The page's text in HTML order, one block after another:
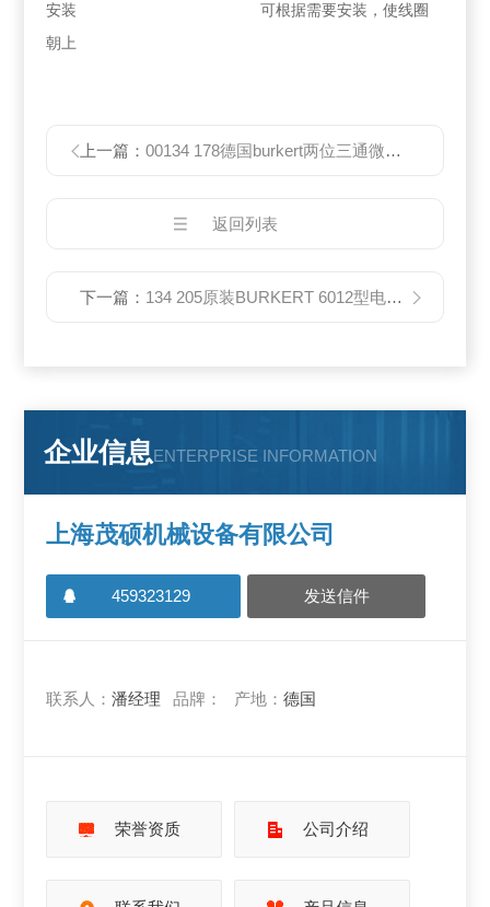
安装 可根据需要安装，使线圈
朝上
上一篇：00134 178德国burkert两位三通微型电磁阀
返回列表
下一篇： 134 205原装BURKERT 6012型电磁阀价格好
企业信息ENTERPRISE INFORMATION
上海茂硕机械设备有限公司
459323129 发送信件
联系人：潘经理 品牌： 产地：德国
荣誉资质 公司介绍